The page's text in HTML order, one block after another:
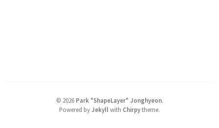
© 2026 Park "ShapeLayer" Jonghyeon.
Powered byJekyll with Chirpytheme.